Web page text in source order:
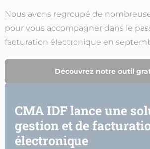
Nous avons regroupé de
pour vous accompagner dans le
facturation électronique en
Découvrez notre outil
CMA IDF lance une
gestion et de
électronique